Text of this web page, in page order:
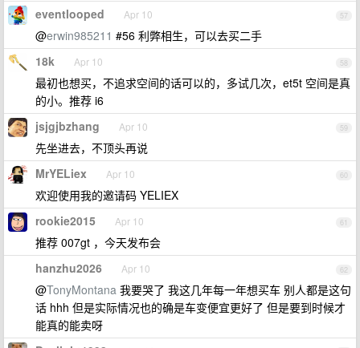
57
eventlooped Apr 10
@erwin985211 #56 利弊相生，可以去买二手
58
18k Apr 10
最初也想买，不追求空间的话可以的，多试几次，et5t 空间是真
的小。推荐 i6
59
jsjgjbzhang Apr 10
先坐进去，不顶头再说
60
MrYELiex Apr 10
欢迎使用我的邀请码 YELIEX
61
rookie2015 Apr 10
推荐 007gt ，今天发布会
62
hanzhu2026 Apr 10
@TonyMontana 我要哭了 我这几年每一年想买车 别人都是这句
话 hhh 但是实际情况也的确是车变便宜更好了 但是要到时候才
能真的能卖呀